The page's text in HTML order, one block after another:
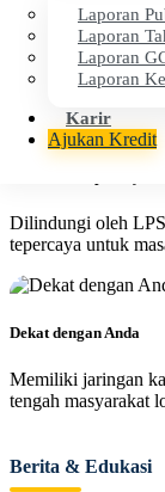
Laporan
Laporan
Laporan
Laporan
Karir
Ajukan Kredit
Cepat & Efisien
Proses layanan
finansial Anda.
Dilindungi oleh
tepercaya untuk
Dekat dengan Anda
Memiliki jaringan
tengah masyarakat
Berita & Edukasi